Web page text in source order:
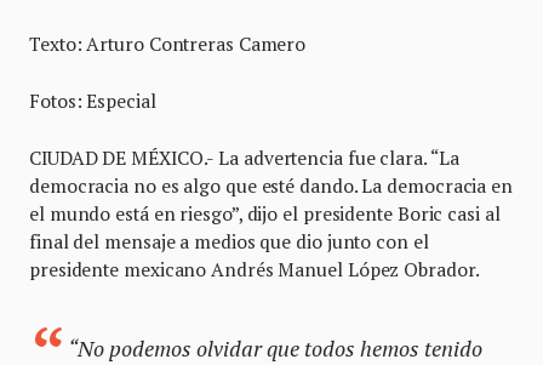
Texto: Arturo Contreras Camero
Fotos: Especial
CIUDAD DE MÉXICO.- La advertencia fue clara. “La
democracia no es algo que esté dando. La democracia en
el mundo está en riesgo”, dijo el presidente Boric casi al
final del mensaje a medios que dio junto con el
presidente mexicano Andrés Manuel López Obrador.
“No podemos olvidar que todos hemos tenido